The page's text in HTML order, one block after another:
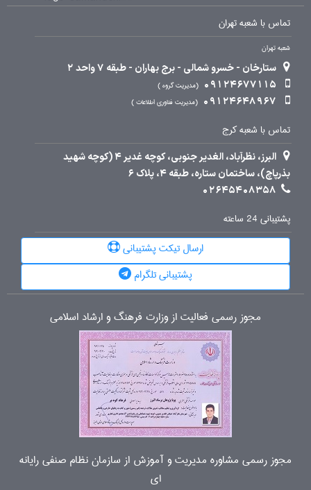
تماس با شعبه تهران
شعبه تهران
ستارخان - خسرو شمالی - برج بهاران - طبقه 7 واحد 2
09124677115
مدیریت گروه
09124648967 مدیریت فناوری اطلاعات
تماس با شعبه کرج
البرز، نظرآباد، الغدیر جنوبی، کوچه غدیر 4 (کوچه شهید
بذرپاچ)، ساختمان ستاره، طبقه 4، پلاک 6
02645408358
پشتیبانی 24 ساعته
ارسال تیکت پشتیبانی
پشتیبانی تلگرام
مجوز رسمی فعالیت از وزارت فرهنگ و ارشاد اسلامی
مجوز رسمی مشاوره مدیریت و آموزش از سازمان نظام صنفی رایانه
ای